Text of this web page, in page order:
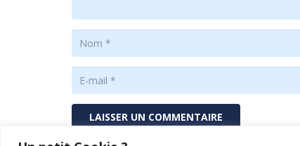
LAISSER UN COMMENTAIRE
Ce site utilise Akismet pour réduire les indésirables.